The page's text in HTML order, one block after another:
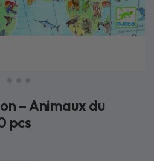
– Animaux du
pcs